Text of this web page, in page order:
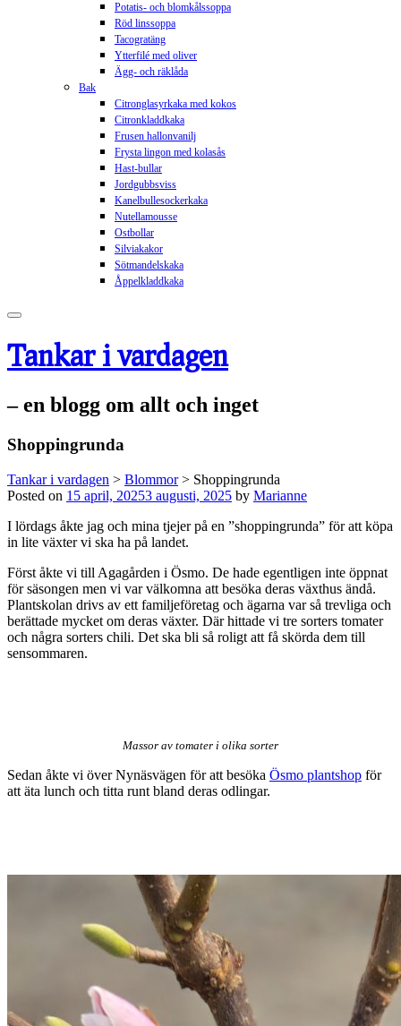
Potatis- och blomkålssoppa
Röd linssoppa
Tacogratäng
Ytterfilé med oliver
Ägg- och räklåda
Bak
Citronglasyrkaka med kokos
Citronkladdkaka
Frusen hallonvanilj
Frysta lingon med kolasås
Hast-bullar
Jordgubbsviss
Kanelbullesockerkaka
Nutellamousse
Ostbollar
Silviakakor
Sötmandelskaka
Åppelkladdkaka
Tankar i vardagen
– en blogg om allt och inget
Shoppingrunda
Tankar i vardagen > Blommor> Shoppingrunda
Posted on 15 april, 20253 augusti, 2025 by Marianne
I lördags åkte jag och mina tjejer på en ”shoppingrunda” för att köpa
in lite växter vi ska ha på landet.
Först åkte vi till Agagården i Ösmo. De hade egentligen inte öppnat
för säsongen men vi var välkomna att besöka deras växthus ändå.
Plantskolan drivs av ett familjeföretag och ägarna var så trevliga och
berättade mycket om deras växter. Där hittade vi tre sorters tomater
och några sorters chili. Det ska bli så roligt att få skörda dem till
sensommaren.
Massor av tomater i olika sorter
Sedan åkte vi över Nynäsvägen för att besöka Ösmo plantshop för
att äta lunch och titta runt bland deras odlingar.